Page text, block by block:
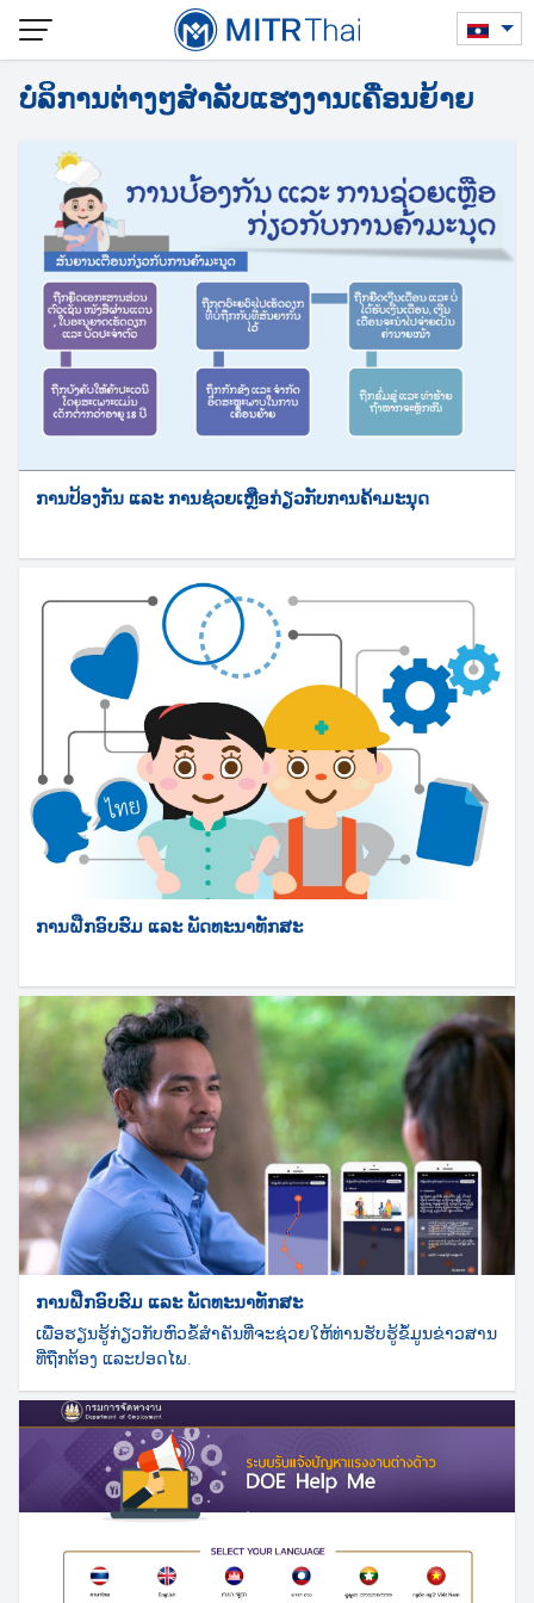
Skip
content
Search
for:
ບໍລິການຕ່າງໆສຳລັບແຮງງານເຄື່ອນຍ້າຍ
ການປ້ອງກັນ ແລະ ການຊ່ວຍເຫຼືອກ່ຽວກັບການຄ້າມະນຸດ
ການຝືກອົບຮົມ ແລະ ພັດທະນາທັກສະ
ການຝືກອົບຮົມ ແລະ ພັດທະນາທັກສະ
ເພື່ອຮຽນຮູ້ກ່ຽວກັບຫົວຂໍ້ສຳຄັນທີ່ຈະຊ່ວຍໃຫ້ທ່ານຮັບຮູ້ຂໍ້ມູນຂ່າວສານ
ທີ່ຖືກຕ້ອງ ແລະປອດໄພ.